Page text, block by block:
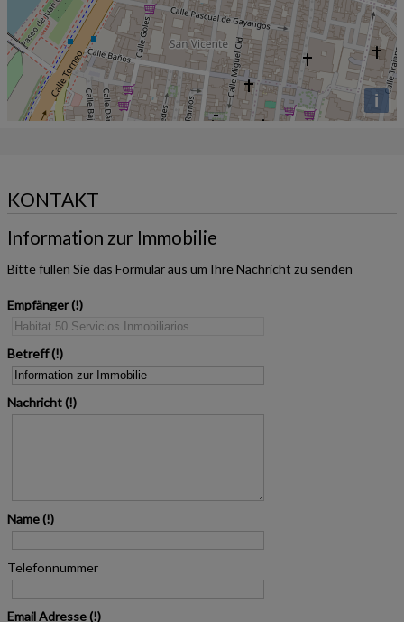
i
KONTAKT
Information zur Immobilie
Bitte füllen Sie das Formular aus um Ihre Nachricht zu senden
Empfänger
Betreff
Nachricht
Name
Telefonnummer
Email Adresse